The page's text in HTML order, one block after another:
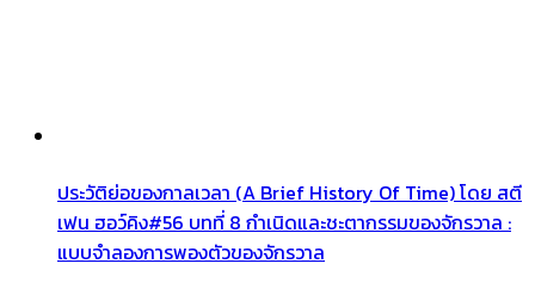
ประวัติย่อของกาลเวลา (A Brief History Of Time) โดย สตี
เฟน ฮอว์คิง#56 บทที่ 8 กำเนิดและชะตากรรมของจักรวาล :
แบบจำลองการพองตัวของจักรวาล